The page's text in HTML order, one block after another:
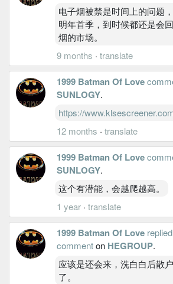
电子烟被禁是时间上的问题
明年首季，到时候都还是会
烟的市场。
9 months · translate
1999 Batman Of Love
SUNLOGY.
https://
12 months · translate
1999 Batman Of Love
SUNLOGY.
这个有潜能，会越爬越高。
1 year · translate
1999 Batman Of Love
commenton HEGROUP.
应该是还会来，洗白白后散
了。